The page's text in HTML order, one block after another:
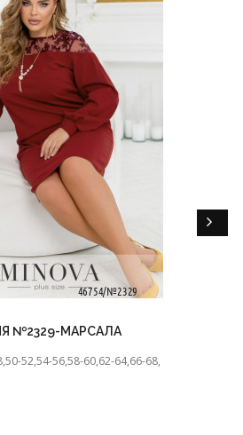
№2329-МАРСАЛА
52,54-56,58-60,62-64,66-68,